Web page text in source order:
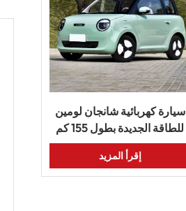
سيارة كهربائية شانجان لومين
للطاقة الجديدة بطول 155 كم
سيارة كهربائية صغيرة
إقرأ المزيد